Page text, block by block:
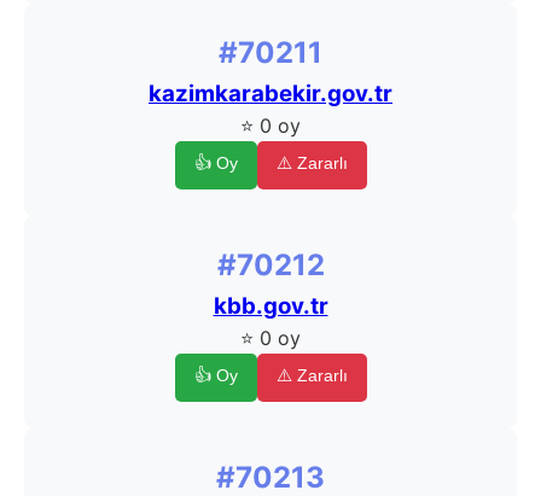
#70211
kazimkarabekir.gov.tr
⭐ 0 oy
👍 Oy ⚠️ Zararlı
#70212
kbb.gov.tr
⭐ 0 oy
👍 Oy ⚠️ Zararlı
#70213